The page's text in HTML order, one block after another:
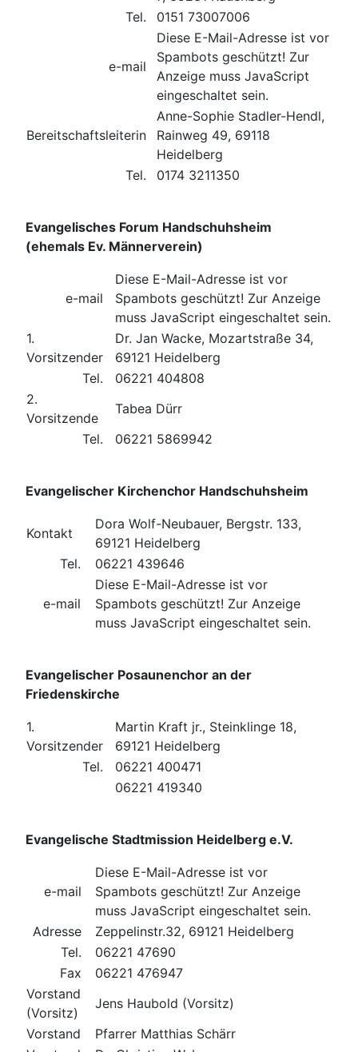
Tel.
0151 73007006
e-mail
Diese E-Mail-Adresse ist vor
Spambots geschützt! Zur
Anzeige muss JavaScript
eingeschaltet sein.
Bereitschaftsleiterin
Anne-Sophie Stadler-Hendl,
Rainweg 49, 69118
Heidelberg
Tel.
0174 3211350
Evangelisches Forum Handschuhsheim
(ehemals Ev. Männerverein)
e-mail
Diese E-Mail-Adresse ist vor
Spambots geschützt! Zur Anzeige
muss JavaScript eingeschaltet sein.
1.
Vorsitzender
Dr. Jan Wacke, Mozartstraße 34,
69121 Heidelberg
Tel.
06221 404808
2.
Vorsitzende
Tabea Dürr
Tel.
06221 5869942
Evangelischer Kirchenchor Handschuhsheim
Kontakt
Dora Wolf-Neubauer, Bergstr. 133,
69121 Heidelberg
Tel.
06221 439646
e-mail
Diese E-Mail-Adresse ist vor
Spambots geschützt! Zur Anzeige
muss JavaScript eingeschaltet sein.
Evangelischer Posaunenchor an der
Friedenskirche
1.
Vorsitzender
Martin Kraft jr., Steinklinge 18,
69121 Heidelberg
Tel.
06221 400471
06221 419340
Evangelische Stadtmission Heidelberg e.V.
e-mail
Diese E-Mail-Adresse ist vor
Spambots geschützt! Zur Anzeige
muss JavaScript eingeschaltet sein.
Adresse
Zeppelinstr.32, 69121 Heidelberg
Tel.
06221 47690
Fax
06221 476947
Vorstand
(Vorsitz)
Jens Haubold (Vorsitz)
Vorstand
Pfarrer Matthias Schärr